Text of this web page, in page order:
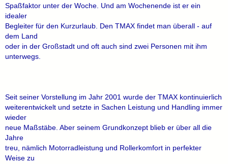
Spaßfaktor unter der Woche. Und am Wochenende ist er ein
idealer
Begleiter für den Kurzurlaub. Den TMAX findet man überall - auf
dem Land
oder in der Großstadt und oft auch sind zwei Personen mit ihm
unterwegs.
Seit seiner Vorstellung im Jahr 2001 wurde der TMAX kontinuierlich
weiterentwickelt und setzte in Sachen Leistung und Handling immer
wieder
neue Maßstäbe. Aber seinem Grundkonzept blieb er über all die
Jahre
treu, nämlich Motorradleistung und Rollerkomfort in perfekter
Weise zu